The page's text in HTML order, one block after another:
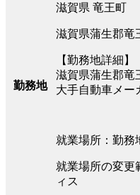
勤務地
滋賀県 竜王町
滋賀県蒲生郡竜
【勤務地詳細】
滋賀県蒲生郡竜
大手自動車メー
就業場所：勤務
就業場所の変更
ィス